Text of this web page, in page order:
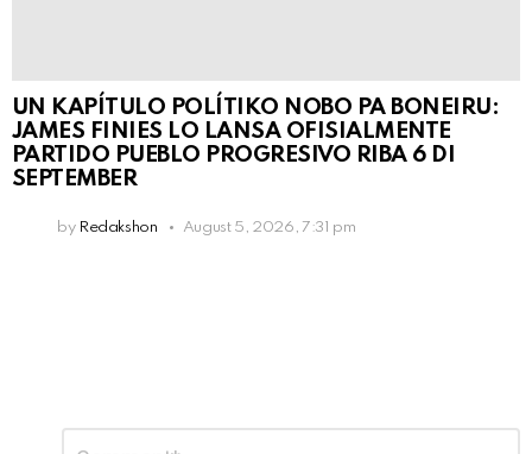
UN KAPÍTULO POLÍTIKO NOBO PA BONEIRU:
JAMES FINIES LO LANSA OFISIALMENTE
PARTIDO PUEBLO PROGRESIVO RIBA 6 DI
SEPTEMBER
by Redakshon August 5, 2026, 7:31 pm